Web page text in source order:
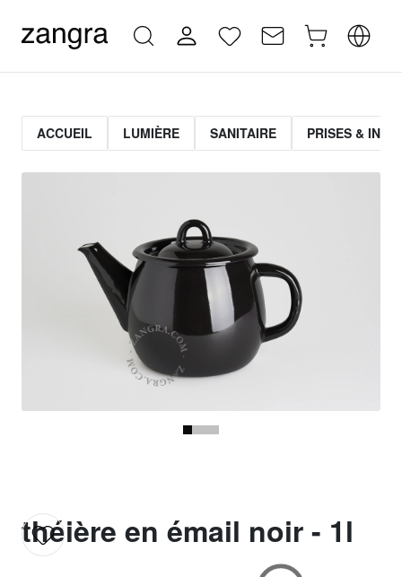
ACCUEIL LUMIÈRE SANITAIRE PRISES &
théière en émail noir - 1l